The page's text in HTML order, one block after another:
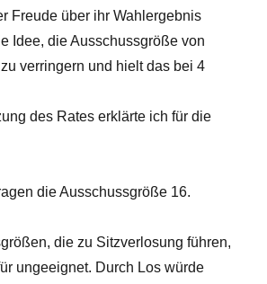
Freude über ihr Wahlergebnis
Idee, die Ausschussgröße von
verringern und hielt das bei 4
des Rates erklärte ich für die
die Ausschussgröße 16.
die zu Sitzverlosung führen,
ungeeignet. Durch Los würde